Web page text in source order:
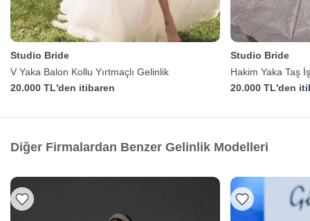
Studio Bride
V Yaka Balon Kollu Yırtmaçlı Gelinlik
20.000 TL'den itibaren
Studio Bride
Hakim Yaka Taş
20.000 TL'den
Diğer Firmalardan Benzer Gelinlik Modelleri